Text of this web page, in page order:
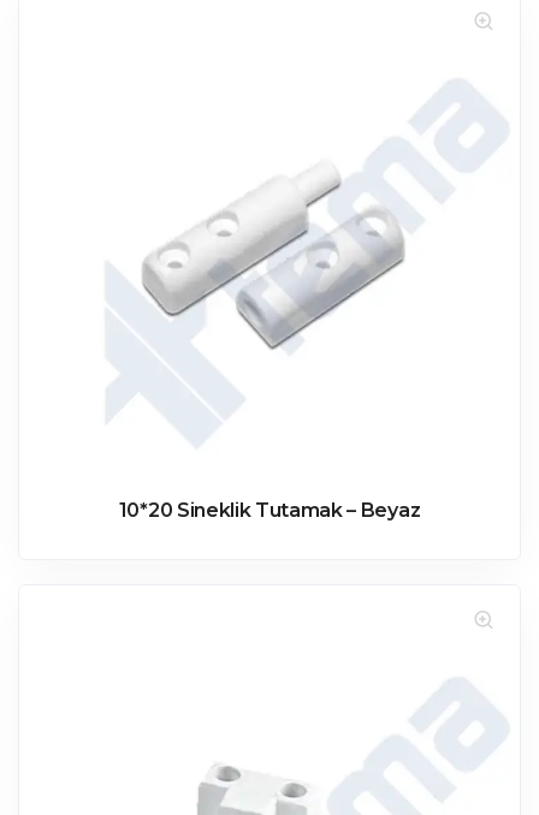
10*20 Sineklik Tutamak – Beyaz